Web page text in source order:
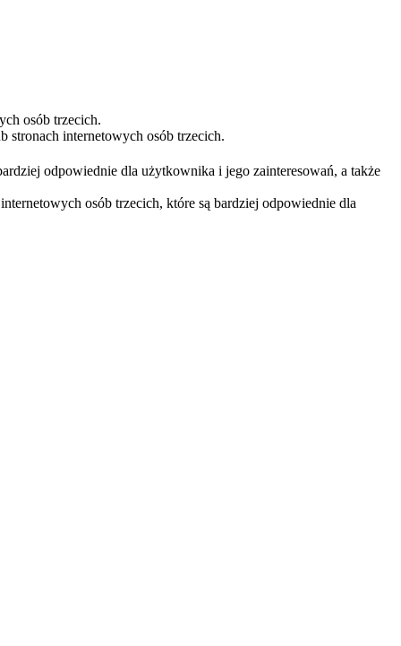
osób trzecich.
stronach internetowych osób trzecich.
odpowiednie dla użytkownika i jego zainteresowań, a także
osób trzecich, które są bardziej odpowiednie dla